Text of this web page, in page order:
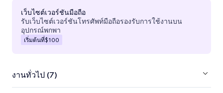
เว็บไซต์เวอร์ชันมือถือ
รับเว็บไซต์เวอร์ชันโทรศัพท์มือถือรองรับการใช้งานบน
อุปกรณ์พกพา
เริ่มต้นที่$100
งานทั่วไป (7)